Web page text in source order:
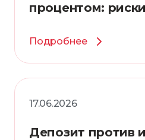
процентом:
Подробнее
17.06.2026
Депозит против